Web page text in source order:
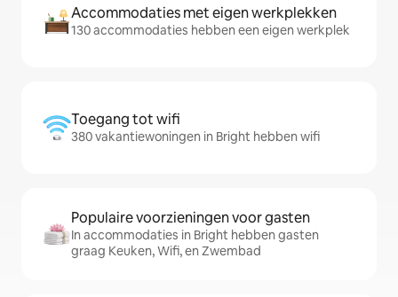
Accommodaties met eigen werkplekken
130 accommodaties hebben een eigen werkplek
Toegang tot wifi
380 vakantiewoningen in Bright hebben wifi
Populaire voorzieningen voor gasten
In accommodaties in Bright hebben gasten
graag Keuken, Wifi, en Zwembad